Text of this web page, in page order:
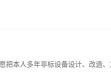
把本人多年非标设备设计、改造